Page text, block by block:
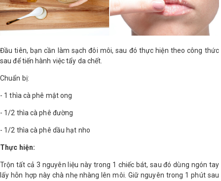
Z
Đầu tiên, bạn cần làm sạch đôi môi, sau đó thực hiện theo công thức
sau để tiến hành việc tẩy da chết.
Chuẩn bị:
- 1 thìa cà phê mật ong
- 1/2 thìa cà phê đường
- 1/2 thìa cà phê dầu hạt nho
Thực hiện:
Trộn tất cả 3 nguyên liệu này trong 1 chiếc bát, sau đó dùng ngón tay
lấy hỗn hợp này chà nhẹ nhàng lên môi. Giữ nguyên trong 1 phút sau